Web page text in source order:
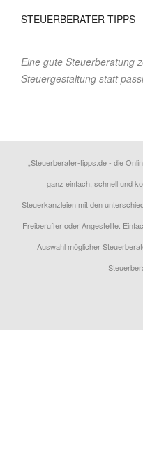
STEUERBERATER TIPPS
Eine gute Steuerberatung
Steuergestaltung statt
„Steuerberater-tipps.de - die
ganz einfach, schnell und
Steuerkanzleien mit den
Freiberufler oder Angestellte.
Auswahl möglicher